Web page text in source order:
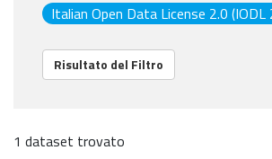
Italian Open Data License 2.0 (IODL
Risultato del Filtro
1 dataset trovato